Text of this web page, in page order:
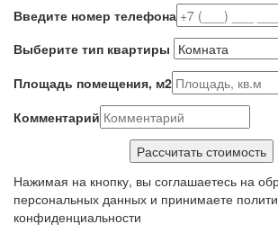
Введите номер телефона
Выберите тип квартиры
Площадь помещения, м2
Комментарий
Нажимая на кнопку, вы соглашаетесь на
персональных данных и принимаете
конфиденциальности